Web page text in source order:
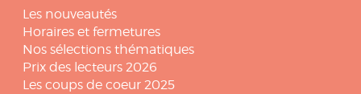
Les nouveautés
Horaires et fermetures
Nos sélections thématiques
Prix des lecteurs 2026
Les coups de coeur 2025